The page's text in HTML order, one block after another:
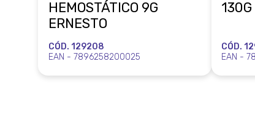
HEMOSTÁTICO 9G
ERNESTO
CÓD. 129208
EAN - 7896258200025
CÓD.
EAN -